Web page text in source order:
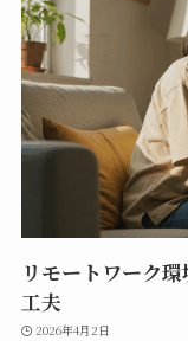
リモートワーク
工夫
2026年4月2日